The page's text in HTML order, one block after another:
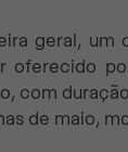
geral,
oferecido
com
de maio,